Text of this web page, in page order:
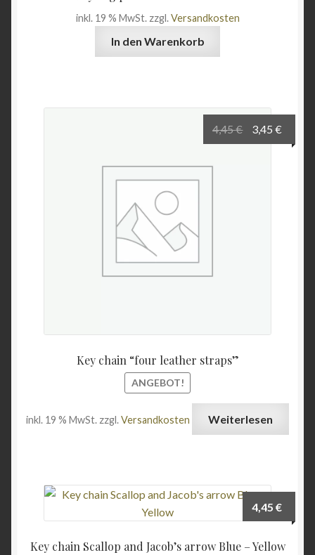
inkl. 19 % MwSt. zzgl.Versandkosten
In den Warenkorb
Key chain “four leather straps”
ANGEBOT!
4,45€
Preis
3,45€
Preis
inkl. 19 % MwSt. zzgl.Versandkosten Weiterlesen
Key chain Scallop and Jacob’s arrow Blue – Yellow
4,45€